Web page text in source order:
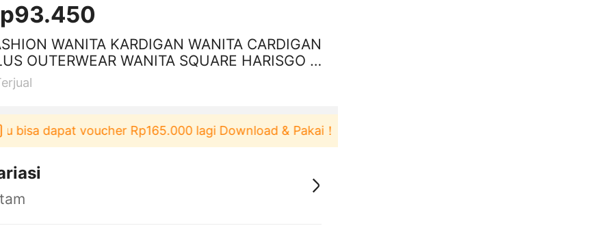
WANITA KARDIGAN WANITA CARDIGAN
OUTERWEAR WANITA SQUARE HARISGO K
FASHION KULIAH TERMURAH
dapat voucher Rp165.000 lagi Download & Pakai！ Pengguna baru berbelanja di aplikasi Akulaku